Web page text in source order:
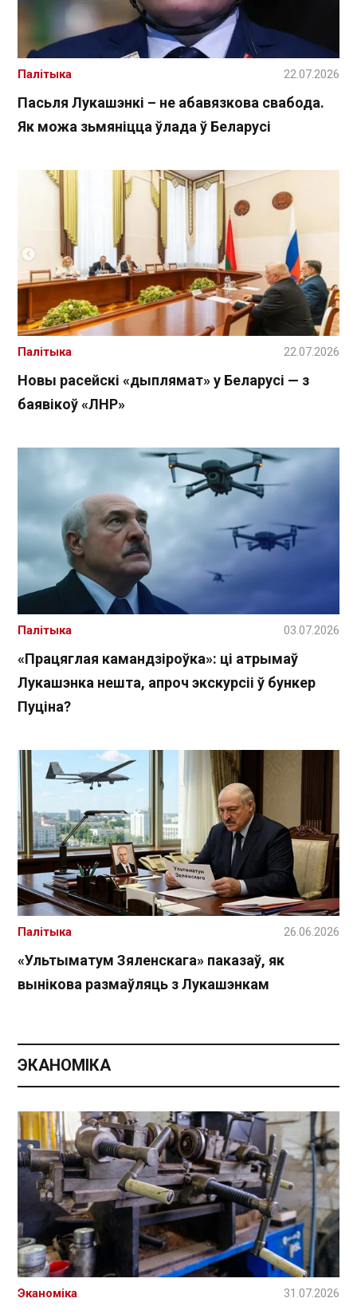
Пасьля Лукашэнкі – не абавязкова свабода.
Як можа зьмяніцца ўлада ў Беларусі
Палітыка 22.07.2026
Новы расейскі «дыплямат» у Беларусі — з
баявікоў «ЛНР»
Палітыка 22.07.2026
«Працяглая камандзіроўка»: ці атрымаў
Лукашэнка нешта, апроч экскурсіі ў бункер
Пуціна?
Палітыка 03.07.2026
«Ультыматум Зяленскага» паказаў, як
вынікова размаўляць з Лукашэнкам
Палітыка 26.06.2026
ЭКАНОМІКА
Эканоміка 31.07.2026